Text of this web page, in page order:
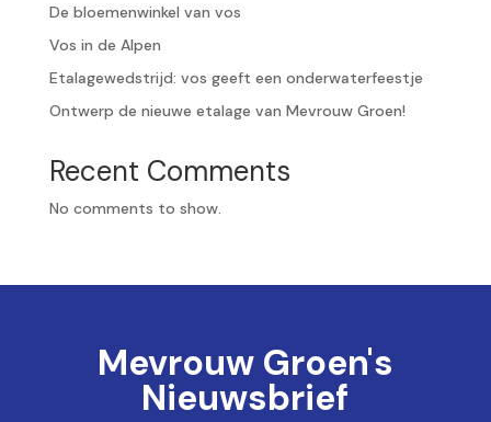
De bloemenwinkel van vos
Vos in de Alpen
Etalagewedstrijd: vos geeft een onderwaterfeestje
Ontwerp de nieuwe etalage van Mevrouw Groen!
Recent Comments
No comments to show.
Mevrouw Groen's
Nieuwsbrief